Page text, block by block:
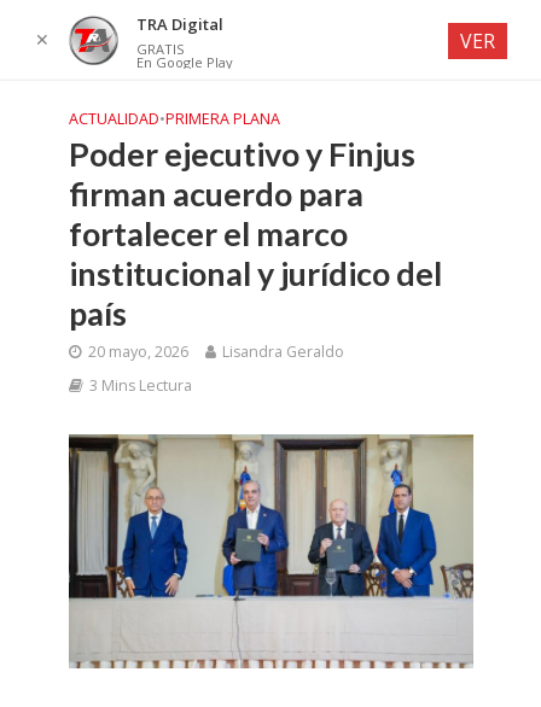
ACTUALIDAD•PRIMERA PLANA
Poder ejecutivo y Finjus
firman acuerdo para
fortalecer el marco
institucional y jurídico del
país
20 mayo, 2026
Lisandra Geraldo
3 Mins Lectura
✕
TRA Digital
GRATIS
En Google Play
VER